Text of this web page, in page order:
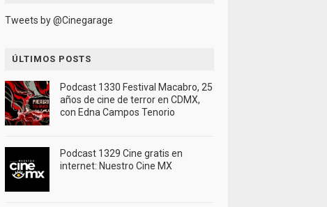
Tweets by @Cinegarage
ÚLTIMOS POSTS
Podcast 1330 Festival Macabro, 25
años de cine de terror en CDMX,
con Edna Campos Tenorio
Podcast 1329 Cine gratis en
internet: Nuestro Cine MX